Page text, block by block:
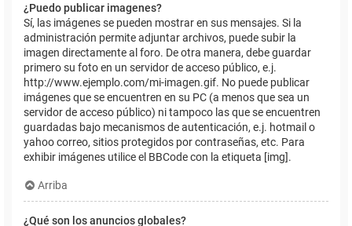
¿Puedo publicar imagenes?
Sí, las imágenes se pueden mostrar en sus mensajes. Si la
administración permite adjuntar archivos, puede subir la
imagen directamente al foro. De otra manera, debe guardar
primero su foto en un servidor de acceso público, e.j.
http://www.ejemplo.com/mi-imagen.gif. No puede publicar
imágenes que se encuentren en su PC (a menos que sea un
servidor de acceso público) ni tampoco las que se encuentren
guardadas bajo mecanismos de autenticación, e.j. hotmail o
yahoo correo, sitios protegidos por contraseñas, etc. Para
exhibir imágenes utilice el BBCode con la etiqueta [img].
Arriba
¿Qué son los anuncios globales?